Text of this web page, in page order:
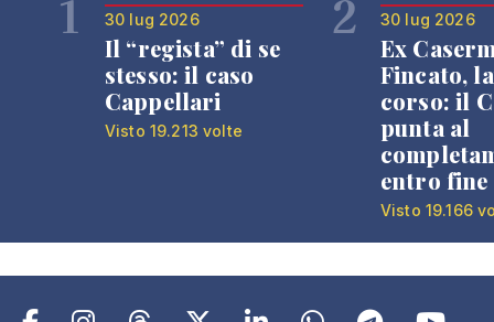
1 30 lug 2026
Il “regista” di se
stesso: il caso
Cappellari
Visto 19.213 volte
2 30 lug 2026
Ex
Fincato,
corso: il
punta al
entro fine
Visto 19.166